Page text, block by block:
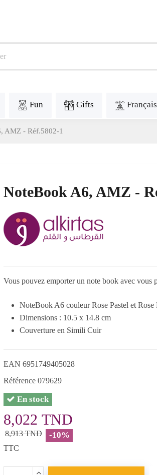
Fun Gifts Français
AMZ - Réf.5802-1
NoteBook A6, AMZ -
Vous pouvez emporter un note book avec vous
NoteBook A6 couleur Rose Pastel et Rose
Dimensions : 10.5 x 14.8 cm
Couverture en Simili Cuir
EAN 6951749405028
Référence 079629
En stock
8,022 TND
8,913 TND -10%
TTC